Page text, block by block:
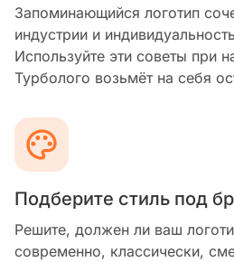
Запоминающийся логотип
индустрии и
Используйте эти советы при
Турболого возьмёт на себя
Подберите стиль под
Решите, должен ли ваш
современно, классически,